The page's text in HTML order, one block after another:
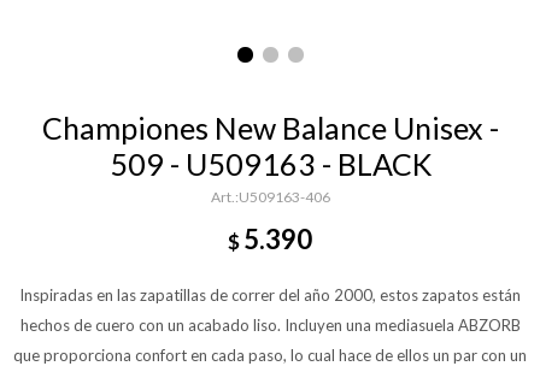
Championes New Balance Unisex -
509 - U509163 - BLACK
U509163-406
$5.390
Inspiradas en las zapatillas de correr del año 2000, estos zapatos están
hechos de cuero con un acabado liso. Incluyen una mediasuela ABZORB
que proporciona confort en cada paso, lo cual hace de ellos un par con un